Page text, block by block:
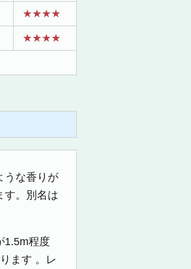
★★★★
★★★★
うな香りが
す。別名は
1.5m程度
ます 。レ